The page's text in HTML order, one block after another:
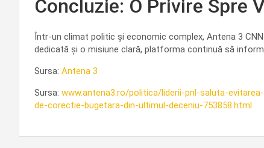
Concluzie: O Privire Spre
Într-un climat politic și economic complex, Antena 3
dedicată și o misiune clară, platforma continuă să
Sursa: Antena 3
Sursa: www.antena3.ro/politica/liderii-pnl-saluta-
de-corectie-bugetara-din-ultimul-deceniu-753858.html